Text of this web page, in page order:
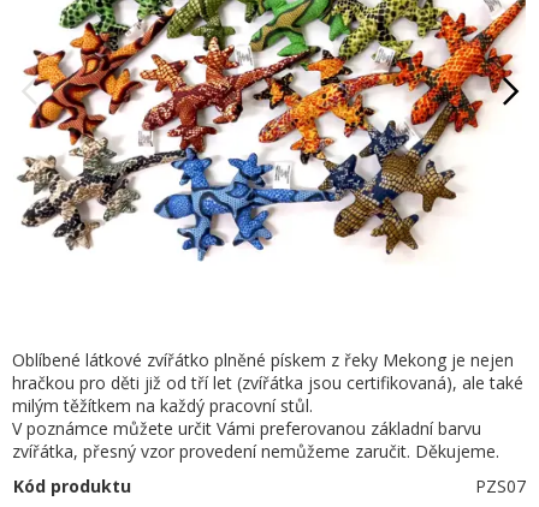
Oblíbené látkové zvířátko plněné pískem z řeky Mekong je nejen
hračkou pro děti již od tří let (zvířátka jsou certifikovaná), ale také
milým těžítkem na každý pracovní stůl.
V poznámce můžete určit Vámi preferovanou základní barvu
zvířátka, přesný vzor provedení nemůžeme zaručit. Děkujeme.
Kód produktu
PZS07